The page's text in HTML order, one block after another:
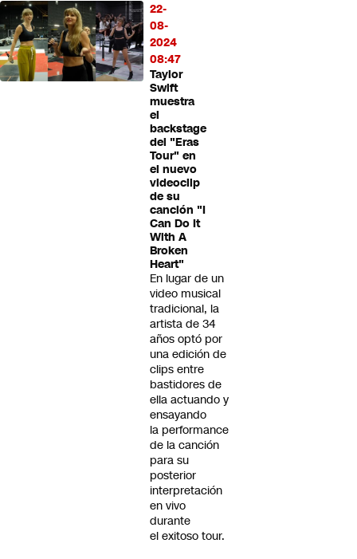
22-
08-
2024
08:47
Taylor
Swift
muestra
el
backstage
del "Eras
Tour" en
el nuevo
videoclip
de su
canción "I
Can Do It
With A
Broken
Heart"
En lugar de un
video musical
tradicional, la
artista de 34
años optó por
una edición de
clips entre
bastidores de
ella actuando y
ensayando
la performance
de la canción
para su
posterior
interpretación
en vivo
durante
el exitoso tour.